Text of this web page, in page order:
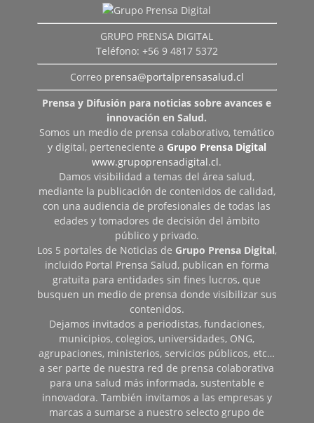
GRUPO PRENSA DIGITAL
Teléfono: +56 9 4817 5372
Correo prensa@portalprensasalud.cl
Prensa y Difusión para noticias sobre avances e
innovación en Salud.
Somos un medio de prensa colaborativo, temático
y digital, perteneciente a Grupo Prensa Digital
www.grupoprensadigital.cl.
Damos visibilidad a temas del área salud,
mediante la publicación de contenidos de calidad,
con una audiencia de profesionales de todas las
edades y tomadores de decisión del ámbito
público y privado.
Los 5 portales de Noticias de Grupo Prensa Digital,
incluido Portal Prensa Salud, publican en forma
gratuita para entidades sin fines lucros, que
busquen un medio de prensa donde visibilizar sus
contenidos.
Dejamos invitados a periodistas, fundaciones,
municipios, colegios, universidades, ONG,
agrupaciones, ministerios, servicios públicos, etc…
a ser parte de nuestra red de prensa colaborativa
para una salud más informada, sustentable e
innovadora. También invitamos a las empresas y
marcas a sumarse a nuestro selecto grupo de